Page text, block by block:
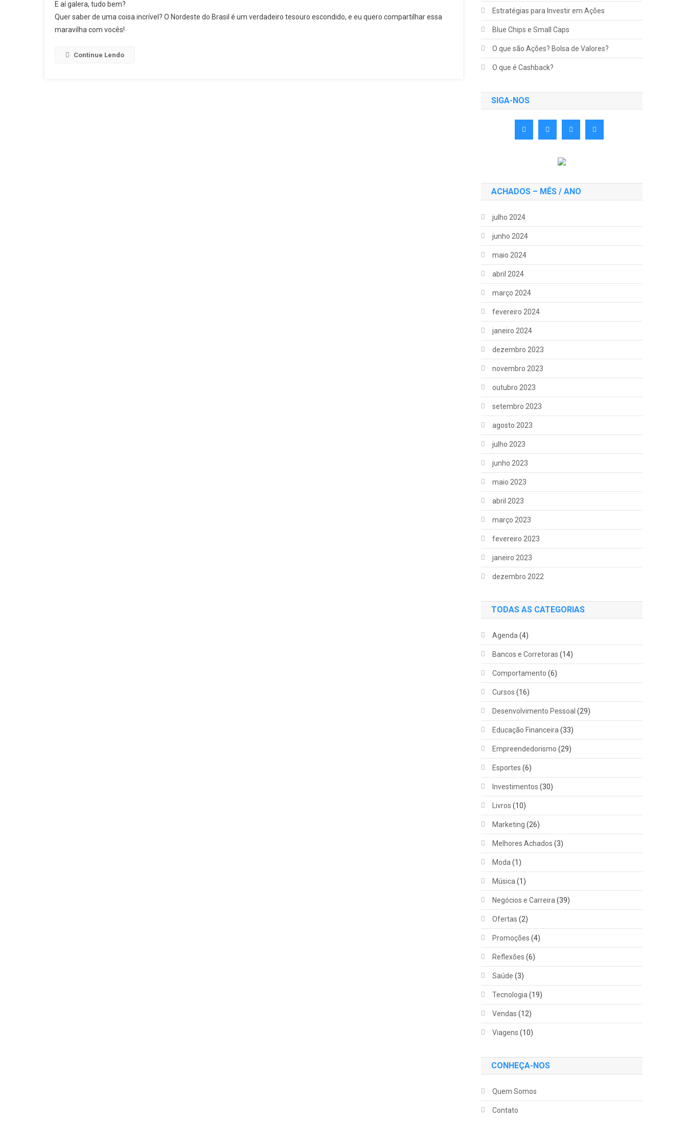
E aí galera, tudo bem?
Quer saber de uma coisa incrível? O Nordeste do Brasil é um verdadeiro tesouro escondido, e eu quero compartilhar essa
maravilha com vocês!
Continue Lendo
Estratégias para Investir em Ações
Blue Chips e Small Caps
O que são Ações? Bolsa de Valores?
O que é Cashback?
SIGA-NOS
ACHADOS – MÊS / ANO
julho 2024
junho 2024
maio 2024
abril 2024
março 2024
fevereiro 2024
janeiro 2024
dezembro 2023
novembro 2023
outubro 2023
setembro 2023
agosto 2023
julho 2023
junho 2023
maio 2023
abril 2023
março 2023
fevereiro 2023
janeiro 2023
dezembro 2022
TODAS AS CATEGORIAS
Agenda (4)
Bancos e Corretoras (14)
Comportamento (6)
Cursos (16)
Desenvolvimento Pessoal (29)
Educação Financeira (33)
Empreendedorismo (29)
Esportes (6)
Investimentos (30)
Livros (10)
Marketing (26)
Melhores Achados (3)
Moda (1)
Música (1)
Negócios e Carreira (39)
Ofertas (2)
Promoções (4)
Reflexões (6)
Saúde (3)
Tecnologia (19)
Vendas (12)
Viagens (10)
CONHEÇA-NOS
Quem Somos
Contato